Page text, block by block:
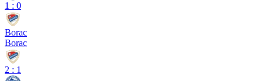
1 : 0
Borac
Borac
2 : 1